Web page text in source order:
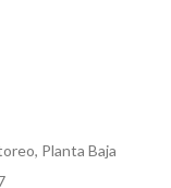
Planta Baja